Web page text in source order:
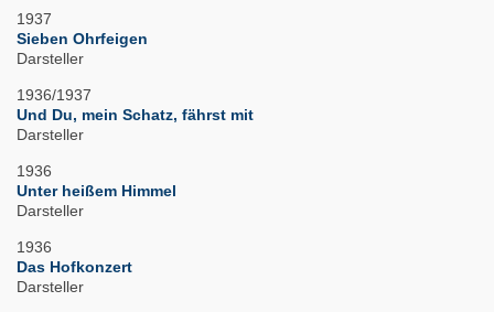
1937
Sieben Ohrfeigen
Darsteller
1936/1937
Und Du, mein Schatz, fährst mit
Darsteller
1936
Unter heißem Himmel
Darsteller
1936
Das Hofkonzert
Darsteller